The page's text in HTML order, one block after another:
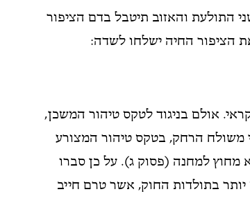
התולעת והאזוב תיטבל בדם הציפור
הציפור החיה ישלחו לשדה:
אולם בניגוד לטקס טיהור המשכן,
משולח הרחק, בטקס טיהור המצורע
למחנה (פסוק ג). על כן סברו
בתולדות החוק, אשר טרם חייב